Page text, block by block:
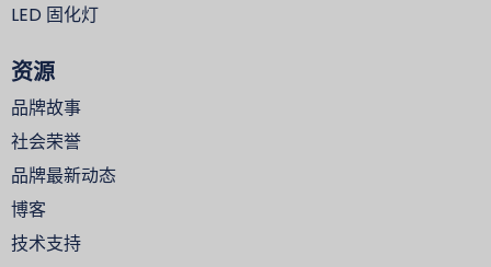
LED 固化灯
资源
品牌故事
社会荣誉
品牌最新动态
博客
技术支持